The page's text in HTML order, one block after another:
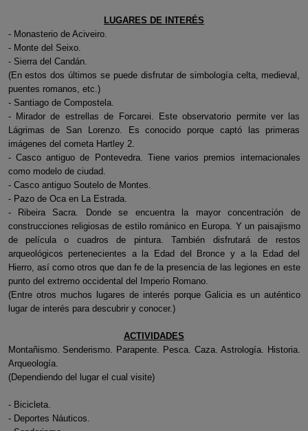
LUGARES DE INTERÉS
- Monasterio de Aciveiro.
- Monte del Seixo.
- Sierra del Candán.
(En estos dos últimos se puede disfrutar de simbología celta, medieval,
puentes romanos, etc.)
- Santiago de Compostela.
- Mirador de estrellas de Forcarei. Este observatorio permite ver las
Lágrimas de San Lorenzo. Es conocido porque captó las primeras
imágenes del cometa Hartley 2.
- Casco antiguo de Pontevedra. Tiene varios premios internacionales
como modelo de ciudad.
- Casco antiguo Soutelo de Montes.
- Pazo de Oca en La Estrada.
- Ribeira Sacra. Donde se encuentra la mayor concentración de
construcciones religiosas de estilo románico en Europa. Y un paisajismo
de película o cuadros de pintura. También disfrutará de restos
arqueológicos pertenecientes a la Edad del Bronce y a la Edad del
Hierro, así como otros que dan fe de la presencia de las legiones en este
punto del extremo occidental del Imperio Romano.
(Entre otros muchos lugares de interés porque Galicia es un auténtico
lugar de interés para descubrir y conocer.)
ACTIVIDADES
Montañismo. Senderismo. Parapente. Pesca. Caza. Astrología. Historia.
Arqueología.
(Dependiendo del lugar el cual visite)
- Bicicleta.
- Deportes Náuticos.